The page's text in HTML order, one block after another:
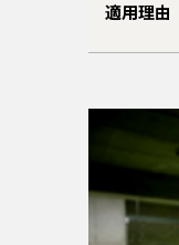
適用理由